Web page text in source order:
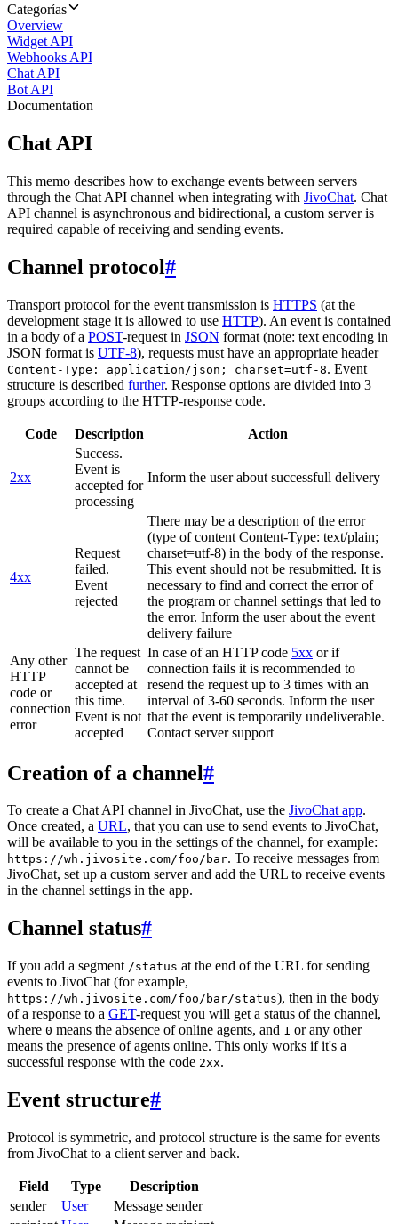
Categorías
Overview
Widget API
Webhooks API
Chat API
Bot API
Documentation
Chat API
This memo describes how to exchange events between servers
through the Chat API channel when integrating with JivoChat. Chat
API channel is asynchronous and bidirectional, a custom server is
required capable of receiving and sending events.
Channel protocol#
Transport protocol for the event transmission is HTTPS (at the
development stage it is allowed to use HTTP). An event is contained
in a body of a POST-request in JSON format (note: text encoding in
JSON format is UTF-8), requests must have an appropriate header
Content-Type: application/json; charset=utf-8. Event
structure is described further. Response options are divided into 3
groups according to the HTTP-response code.
Code Description Action
2xx
Success.
Event is
accepted for
processing
Inform the user about successfull delivery
4xx
Request
failed.
Event
rejected
There may be a description of the error
(type of content Content-Type: text/plain;
charset=utf-8) in the body of the response.
This event should not be resubmitted. It is
necessary to find and correct the error of
the program or channel settings that led to
the error. Inform the user about the event
delivery failure
Any other
HTTP
code or
connection
error
The request
cannot be
accepted at
this time.
Event is not
accepted
In case of an HTTP code 5xx or if
connection fails it is recommended to
resend the request up to 3 times with an
interval of 3-60 seconds. Inform the user
that the event is temporarily undeliverable.
Contact server support
Creation of a channel#
To create a Chat API channel in JivoChat, use the JivoChat app.
Once created, a URL, that you can use to send events to JivoChat,
will be available to you in the settings of the channel, for example:
https://wh.jivosite.com/foo/bar. To receive messages from
JivoChat, set up a custom server and add the URL to receive events
in the channel settings in the app.
Channel status#
If you add a segment /status at the end of the URL for sending
events to JivoChat (for example,
https://wh.jivosite.com/foo/bar/status), then in the body
of a response to a GET-request you will get a status of the channel,
where 0 means the absence of online agents, and 1 or any other
means the presence of agents online. This only works if it's a
successful response with the code 2xx.
Event structure#
Protocol is symmetric, and protocol structure is the same for events
from JivoChat to a client server and back.
Field Type
Description
sender
User
Message sender